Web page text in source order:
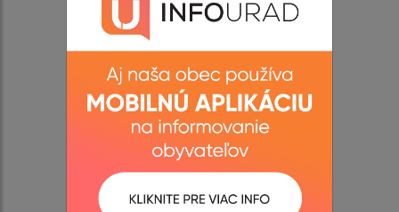
Aktuality
História
Súčasnosť
Fotogaléria